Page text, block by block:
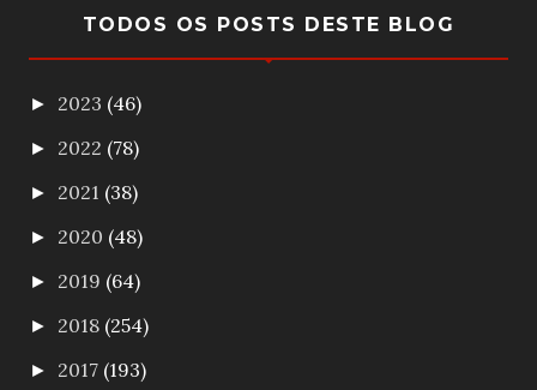
TODOS OS POSTS DESTE BLOG
► 2023 (46)
► 2022 (78)
► 2021 (38)
► 2020 (48)
► 2019 (64)
► 2018 (254)
► 2017 (193)